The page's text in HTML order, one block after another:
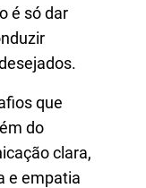
é só dar
que
do
clara,
e empatia